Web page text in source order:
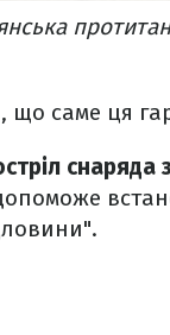
саме ця